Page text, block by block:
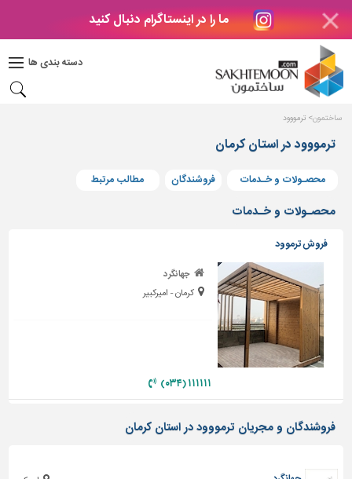
ما را در اینستاگرام دنبال کنید
دسته بندی ها
دکوراسیون
بتن
های
بتنی
و
پنجره
ساختمانی
پله،
نرده
و
حفاظ
دیوارپوش،
سرویس
ساختمون ترمووود
ترمووود در استان کرمان
محصـولات و خـدمات فروشندگان مطالب مرتبط
محصـولات و خـدمات
فروش ترموود
جهانگرد
کرمان - امیرکبیر
۱۱۱۱۱۱ (۰۳۴)
فروشندگان و مجریان ترمووود در استان کرمان